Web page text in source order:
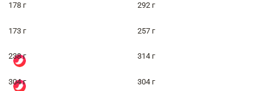
178 г 292 г
173 г 257 г
238 г 314 г
304 г 304 г